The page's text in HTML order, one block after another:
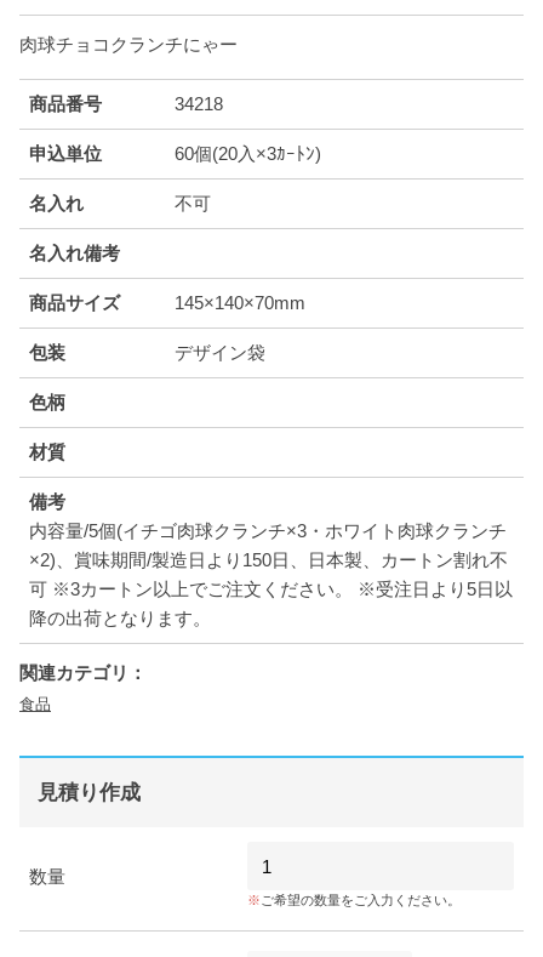
肉球チョコクランチにゃー
商品番号 34218
申込単位 60個(20入×3ｶｰﾄﾝ)
名入れ 不可
名入れ備考
商品サイズ 145×140×70mm
包装 デザイン袋
色柄
材質
備考
内容量/5個(イチゴ肉球クランチ×3・ホワイト肉球クランチ
×2)、賞味期間/製造日より150日、日本製、カートン割れ不
可 ※3カートン以上でご注文ください。 ※受注日より5日以
降の出荷となります。
関連カテゴリ：
食品
見積り作成
数量
ご希望の数量をご入力ください。